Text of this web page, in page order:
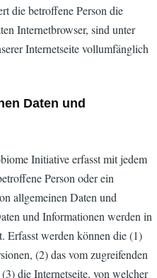
die betroffene Person die
Internetbrowser, sind unter
Internetseite vollumfänglich
Daten und
Initiative erfasst mit jedem
Person oder ein
allgemeinen Daten und
und Informationen werden in
Erfasst werden können die (1)
(2) das vom zugreifenden
die Internetseite, von welcher